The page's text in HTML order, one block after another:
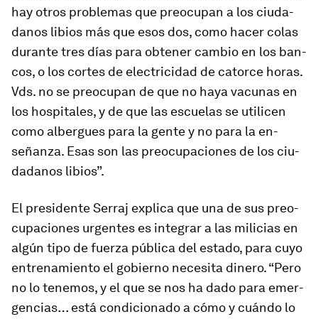
hay otros pro­blemas que preo­cupan a los ciu­da­
danos li­bios más que esos dos, como hacer colas
du­rante tres días para ob­tener cambio en los ban­
cos, o los cortes de elec­tri­cidad de ca­torce ho­ras.
Vds. no se preo­cupan de que no haya va­cunas en
los hos­pi­ta­les, y de que las es­cuelas se uti­licen
como al­ber­gues para la gente y no para la en­
señanza. Esas son las preo­cu­pa­ciones de los ciu­
da­danos li­bios”.
El pre­si­dente Serraj ex­plica que una de sus preo­
cu­pa­ciones ur­gentes es in­te­grar a las mi­li­cias en
algún tipo de fuerza pú­blica del es­tado, para cuyo
en­tre­na­miento el go­bierno ne­ce­sita di­nero. “Pero
no lo te­ne­mos, y el que se nos ha dado para emer­
gen­cias… está con­di­cio­nado a cómo y cuándo lo